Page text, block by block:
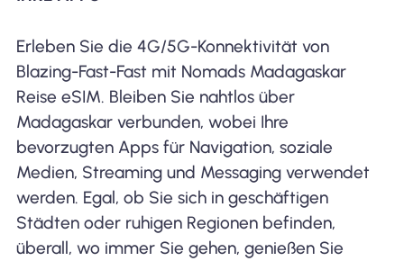
Erleben Sie die 4G/5G-Konnektivität von
Blazing-Fast-Fast mit Nomads Madagaskar
Reise eSIM. Bleiben Sie nahtlos über
Madagaskar verbunden, wobei Ihre
bevorzugten Apps für Navigation, soziale
Medien, Streaming und Messaging verwendet
werden. Egal, ob Sie sich in geschäftigen
Städten oder ruhigen Regionen befinden,
überall, wo immer Sie gehen, genießen Sie